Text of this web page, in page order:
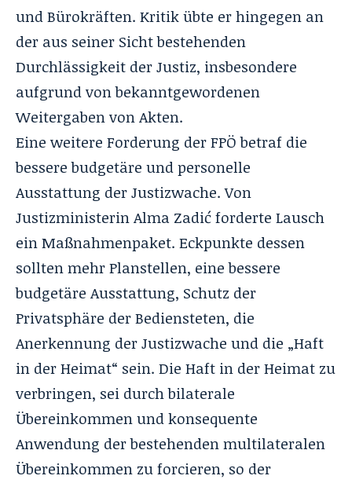
und Bürokräften. Kritik übte er hingegen an
der aus seiner Sicht bestehenden
Durchlässigkeit der Justiz, insbesondere
aufgrund von bekanntgewordenen
Weitergaben von Akten.
Eine weitere Forderung der FPÖ betraf die
bessere budgetäre und personelle
Ausstattung der Justizwache. Von
Justizministerin Alma Zadić forderte Lausch
ein Maßnahmenpaket. Eckpunkte dessen
sollten mehr Planstellen, eine bessere
budgetäre Ausstattung, Schutz der
Privatsphäre der Bediensteten, die
Anerkennung der Justizwache und die „Haft
in der Heimat“ sein. Die Haft in der Heimat zu
verbringen, sei durch bilaterale
Übereinkommen und konsequente
Anwendung der bestehenden multilateralen
Übereinkommen zu forcieren, so der